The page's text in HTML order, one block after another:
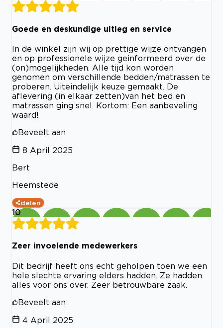
Goede en deskundige uitleg en service
In de winkel zijn wij op prettige wijze ontvangen
en op professionele wijze geinformeerd over de
(on)mogelijkheden. Alle tijd kon worden
genomen om verschillende bedden/matrassen te
proberen. Uiteindelijk keuze gemaakt. De
aflevering (in elkaar zetten)van het bed en
matrassen ging snel. Kortom: Een aanbeveling
waard!
Beveelt aan
8 April 2025
Bert
Heemstede
delen
10
Zeer invoelende medewerkers
Dit bedrijf heeft ons echt geholpen toen we een
hele slechte ervaring elders hadden. Ze hadden
alles voor ons over. Zeer betrouwbare zaak.
Beveelt aan
4 April 2025